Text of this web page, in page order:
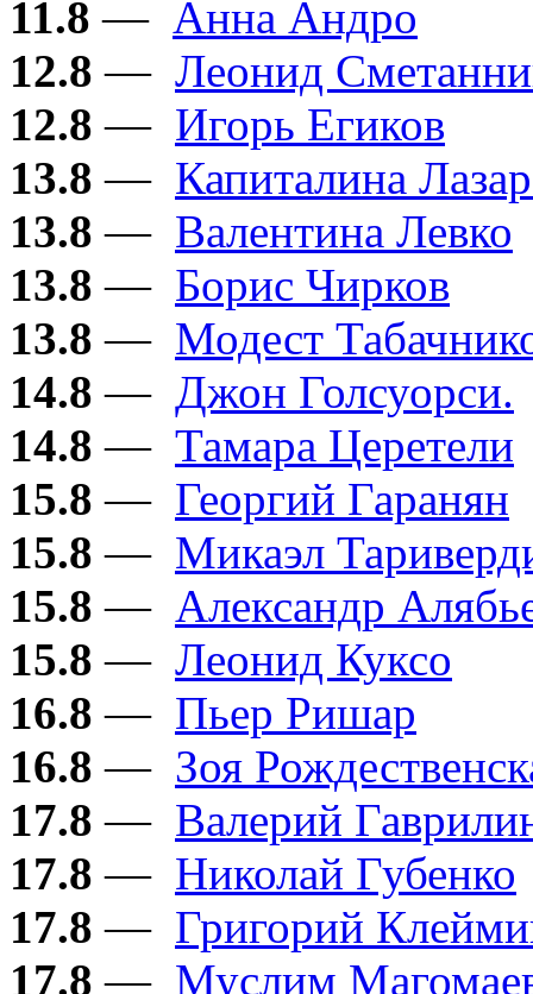
11.8 — Анна Андро
12.8 — Леонид
12.8 — Игорь Егиков
13.8 — Капиталина
13.8 — Валентина Левко
13.8 — Борис Чирков
13.8 — Модест
14.8 — Джон Голсуорси.
14.8 — Тамара Церетели
15.8 — Георгий Гаранян
15.8 — Микаэл
15.8 — Александр
15.8 — Леонид Куксо
16.8 — Пьер Ришар
16.8 — Зоя
17.8 — Валерий
17.8 — Николай Губенко
17.8 — Григорий
17.8 — Муслим